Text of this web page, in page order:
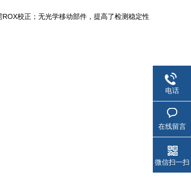
校正；无光学移动部件，提高了检测稳定性
电话
在线留言
微信扫一扫